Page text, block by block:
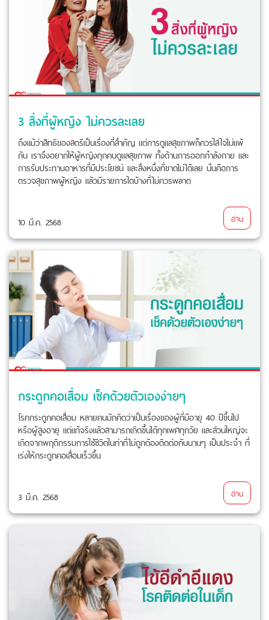
3 สิ่งที่ผู้หญิง ไม่ควรละเลย
ถึงแม้ว่าสิทธิของสตรีเป็นเรื่องที่สำคัญ แต่การดูแลสุขภาพก็ควรใส่ใจไม่แพ้
กัน เราจึงอยากให้ผู้หญิงทุกคนดูแลสุขภาพ ทั้งด้านการออกกำลังกาย และ
การรับประทานอาหารที่มีประโยชน์ และสิ่งหนึ่งที่ขาดไม่ได้เลย นั่นคือการ
ตรวจสุขภาพผู้หญิง แล้วมีรายการใดบ้างที่ไม่ควรพลาด
10 มี.ค. 2568 อ่าน
กระดูกคอเสื่อม เช็คด้วยตัวเองง่ายๆ
โรคกระดูกคอเสื่อม หลายคนมักคิดว่าเป็นเรื่องของผู้ที่มีอายุ 40 ปีขึ้นไป
หรือผู้สูงอายุ แต่แท้จริงแล้วสามารถเกิดขึ้นได้ทุกเพศทุกวัย และส่วนใหญ่จะ
เกิดจากพฤติกรรมการใช้ชีวิตในท่าที่ไม่ถูกต้องติดต่อกันนานๆ เป็นประจำ ที่
เร่งให้กระดูกคอเสื่อมเร็วขึ้น
3 มี.ค. 2568 อ่าน